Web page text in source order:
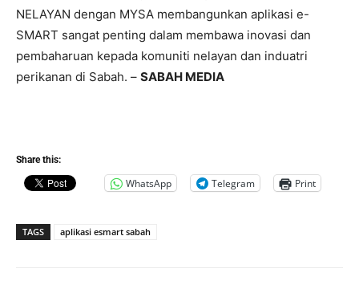
NELAYAN dengan MYSA membangunkan aplikasi e-
SMART sangat penting dalam membawa inovasi dan
pembaharuan kepada komuniti nelayan dan induatri
perikanan di Sabah. – SABAH MEDIA
Share this:
WhatsApp Telegram Print
TAGS aplikasi esmart sabah